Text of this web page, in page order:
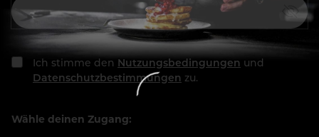
Ich stimme den Nutzungsbedingungen und
Datenschutzbestimmungen zu.
Wähle deinen Zugang: